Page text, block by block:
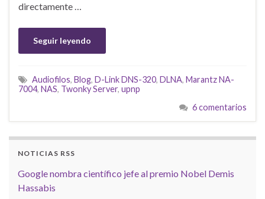
directamente …
Seguir leyendo
Audiofilos, Blog, D-Link DNS-320, DLNA, Marantz NA-
7004, NAS, Twonky Server, upnp
6 comentarios
NOTICIAS RSS
Google nombra científico jefe al premio Nobel Demis
Hassabis